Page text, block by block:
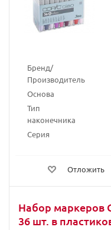
Бренд/
Производитель
Основа
Тип
наконечника
Серия
Отложить
Набор маркеров
36 шт. в